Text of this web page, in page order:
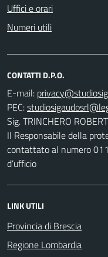
Uffici e orari
Numeri utili
CONTATTI D.P.O.
E-mail:
PEC:
Sig. TRINCHERO
Il Responsabile della
contattato al numero
d’ufficio
LINK UTILI
Provincia di Brescia
Regione Lombardia